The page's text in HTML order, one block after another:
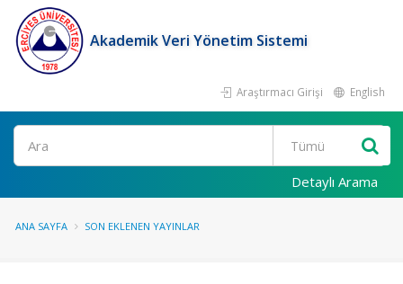
Akademik Veri Yönetim Sistemi
Araştırmacı Girişi English
Ara
Detaylı Arama
ANA SAYFA SON EKLENEN YAYINLAR